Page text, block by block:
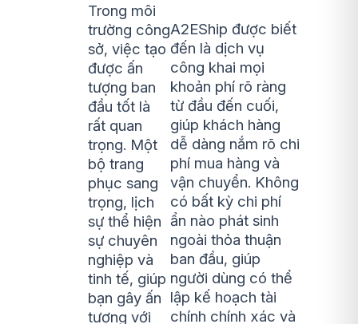
Trong môi
trường công
sở, việc tạo
được ấn
tượng ban
đầu tốt là
rất quan
trọng. Một
bộ trang
phục sang
trọng, lịch
sự thể hiện
sự chuyên
nghiệp và
tinh tế, giúp
bạn gây ấn
tượng với
A2EShip được biết
đến là dịch vụ
công khai mọi
khoản phí rõ ràng
từ đầu đến cuối,
giúp khách hàng
dễ dàng nắm rõ chi
phí mua hàng và
vận chuyển. Không
có bất kỳ chi phí
ẩn nào phát sinh
ngoài thỏa thuận
ban đầu, giúp
người dùng có thể
lập kế hoạch tài
chính chính xác và